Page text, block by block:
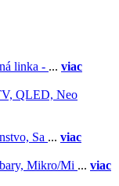
linka - ... viac
QLED, Neo
Sa ... viac
Mikro/Mi ... viac